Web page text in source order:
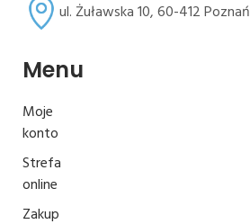
ul. Żuławska 10, 60-412 Poznań
Menu
Moje
konto
Strefa
online
Zakup